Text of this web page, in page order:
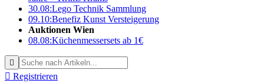
30.08:Lego Technik Sammlung
09.10:Benefiz Kunst Versteigerung
Auktionen Wien
08.08:Küchenmessersets ab 1€

 Registrieren